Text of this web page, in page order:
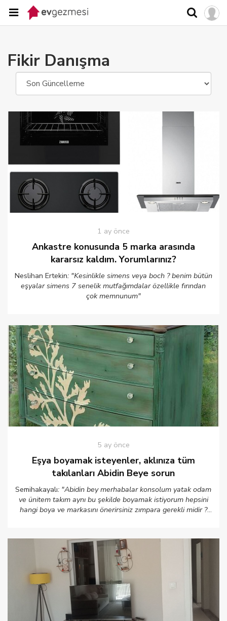
Fikir Danışma
1 ay önce
Ankastre konusunda 5 marka arasında
kararsız kaldım. Yorumlarınız?
Neslihan Ertekin: "Kesinlikle simens veya boch ? benim bütün
eşyalar simens 7 senelik mutfağımdalar özellikle fırından
çok memnunum"
5 ay önce
Eşya boyamak isteyenler, aklınıza tüm
takılanları Abidin Beye sorun
Semihakayalı: "Abidin bey merhabalar konsolum yatak odam
ve ünitem takım aynı bu şekilde boyamak istiyorum hepsini
hangi boya ve markasını önerirsiniz zımpara gerekli midir ?